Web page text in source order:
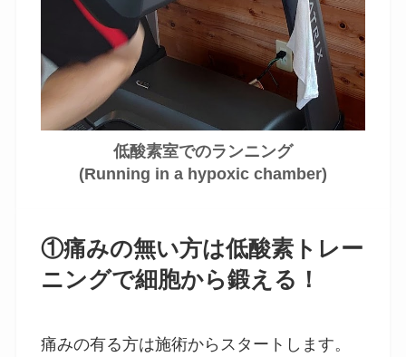
低酸素室でのランニング
(Running in a hypoxic chamber)
①痛みの無い方は低酸素トレー
ニングで細胞から鍛える！
痛みの有る方は施術からスタートします。